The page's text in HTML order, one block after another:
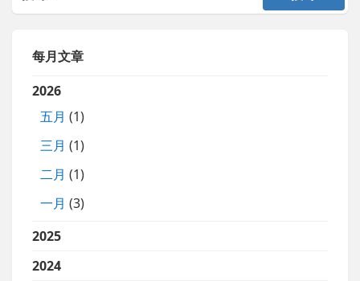
每月文章
2026
五月 (1)
三月 (1)
二月 (1)
一月 (3)
2025
2024